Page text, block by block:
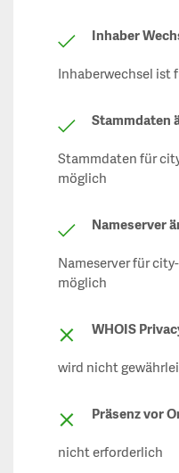
Inhaber
Inhaberwechsel ist
Stammdaten
Stammdaten für
möglich
Nameserver
Nameserver für
möglich
WHOIS
wird nicht
Präsenz vor
nicht erforderlich